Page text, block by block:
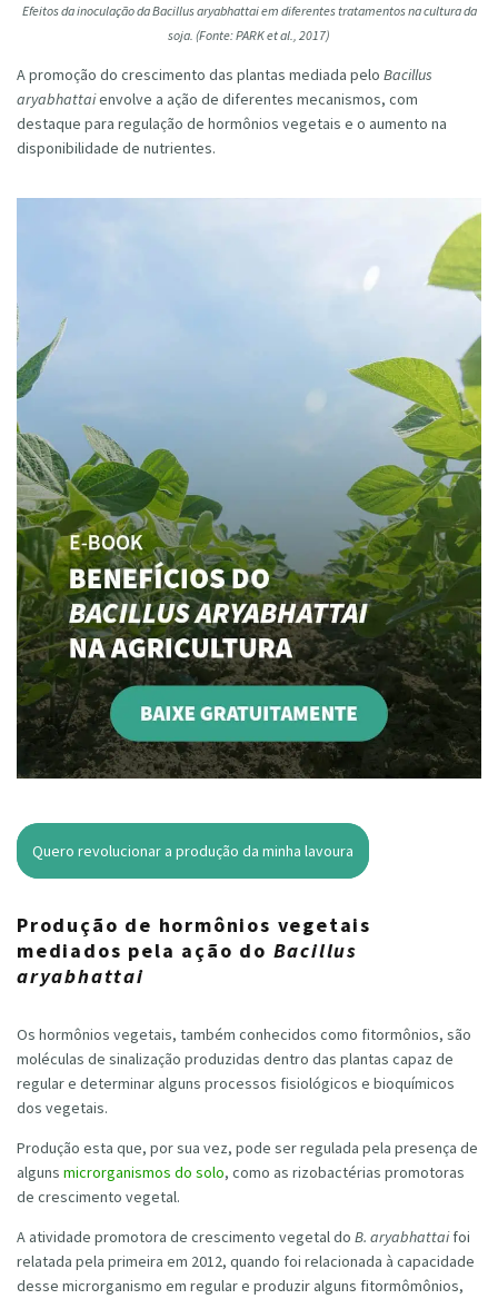
Efeitos da inoculação da Bacillus aryabhattai em diferentes tratamentos na cultura da
soja. (Fonte: PARK et al., 2017)
A promoção do crescimento das plantas mediada pelo Bacillus
aryabhattaienvolve a ação de diferentes mecanismos, com
destaque para regulação de hormônios vegetais e o aumento na
disponibilidade de nutrientes.
Quero revolucionar a produção da minha lavoura
Produção de hormônios vegetais
mediados pela ação do Bacillus
aryabhattai
Os hormônios vegetais, também conhecidos como fitormônios, são
moléculas de sinalização produzidas dentro das plantas capaz de
regular e determinar alguns processos fisiológicos e bioquímicos
dos vegetais.
Produção esta que, por sua vez, pode ser regulada pela presença de
alguns microrganismos do solo, como as rizobactérias promotoras
de crescimento vegetal.
A atividade promotora de crescimento vegetal do B. aryabhattaifoi
relatada pela primeira em 2012, quando foi relacionada à capacidade
desse microrganismo em regular e produzir alguns fitormômônios,